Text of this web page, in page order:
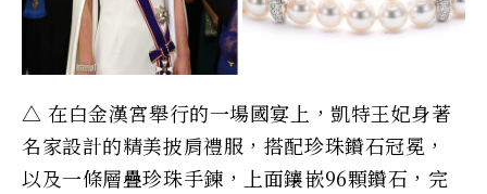
△ 在白金漢宮舉行的一場國宴上，凱特王妃身著
名家設計的精美披肩禮服，搭配珍珠鑽石冠冕，
以及一條層疊珍珠手鍊，上面鑲嵌96顆鑽石，完